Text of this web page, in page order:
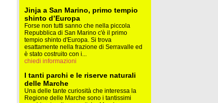
Jinja a San Marino, primo tempio
shinto d’Europa
Forse non tutti sanno che nella piccola
Repubblica di San Marino c'è il primo
tempio shinto d'Europa. Si trova
esattamente nella frazione di Serravalle ed
è stato costruito con i...
chiedi informazioni
I tanti parchi e le riserve naturali
delle Marche
Una delle tante curiosità che interessa la
Regione delle Marche sono i tantissimi